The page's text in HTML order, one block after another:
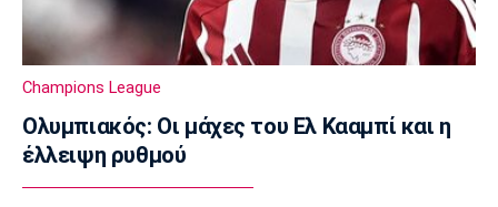
Παγκόσμιο Πρωτάθλημα Κ20: Σπουδαία
διάκριση και έβδομη θέση για την Στρούμπου
19:00
Παγκόσμιο Παίδων: Η Ελλάδα εύκολα 14-5
την Τουρκία
18:45
Champions League
Ολυμπιακός: Οι μάχες του Ελ Κααμπί και η
έλλειψη ρυθμού